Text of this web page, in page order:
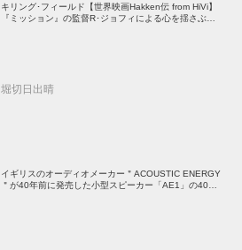
キリング･フィールド【世界映画Hakken伝 from HiVi】
『ミッション』の監督R･ジョフィによる心を揺さぶる
堀切日出晴
イギリスのオーディオメーカー＂ACOUSTIC ENERGY
＂が40年前に発売した小型スピーカー「AE1」の40周